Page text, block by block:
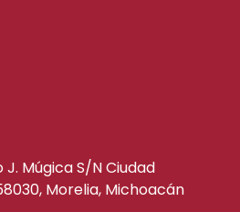
Múgica S/N Ciudad
Morelia, Michoacán